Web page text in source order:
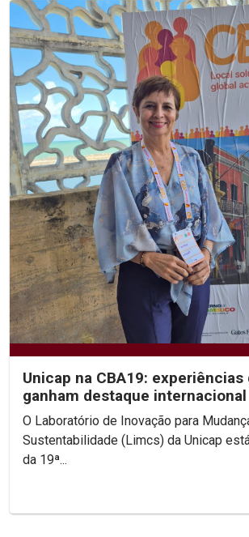
Unicap na CBA19: experiências
ganham destaque internacional
O Laboratório de Inovação para
Sustentabilidade (Limcs) da Unicap
da 19ª...